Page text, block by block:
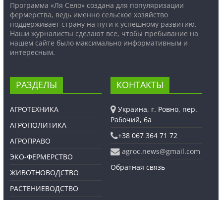
Программа «Ля Село» создана для популяризации
фермерства, ведь именно сельское хозяйство
поддерживает страну на пути к успешному развитию.
Наши журналисты сделают все, чтобы пребывание на
нашем сайте было максимально информативным и
интересным.
РАЗДЕЛЫ
АГРОТЕХНИКА
АГРОПОЛИТИКА
АГРОПРАВО
ЭКО-ФЕРМЕРСТВО
ЖИВОТНОВОДСТВО
РАСТЕНИЕВОДСТВО
КОНТАКТЫ
Украина, г. Ровно, пер.
Рабочий, 6а
+38 067 364 71 72
agroc.news@gmail.com
Обратная связь